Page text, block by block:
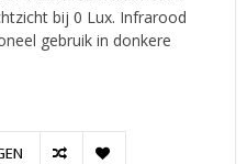
bij 0 Lux. Infrarood
gebruik in donkere